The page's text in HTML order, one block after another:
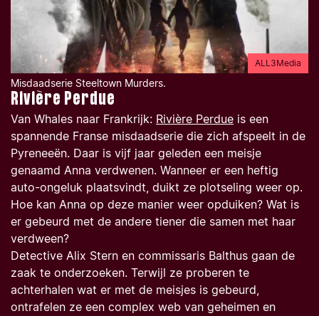
ALL3Media
Misdaadserie Steeltown Murders.
Rivière Perdue
Van Whales naar Frankrijk: Rivière Perdue is een
spannende Franse misdaadserie die zich afspeelt in de
Pyreneeën. Daar is vijf jaar geleden een meisje
genaamd Anna verdwenen. Wanneer er een heftig
auto-ongeluk plaatsvindt, duikt ze plotseling weer op.
Hoe kan Anna op deze manier weer opduiken? Wat is
er gebeurd met de andere tiener die samen met haar
verdween?
Detective Alix Stern en commissaris Balthus gaan de
zaak te onderzoeken. Terwijl ze proberen te
achterhalen wat er met de meisjes is gebeurd,
ontrafelen ze een complex web van geheimen en